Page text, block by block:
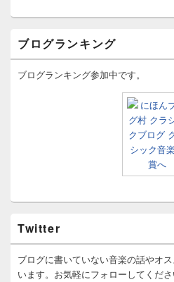
ブログランキング
ブログランキング参加中です。
Twitter
ブログに書いていない音楽の話やオ
います。お気軽にフォローしてくださ